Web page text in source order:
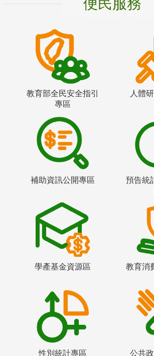
便民服務
教育部全民安全指引
專區
人體
補助資訊公開專區
預告統
學產基金資源區 教育消
性別統計專區 公共